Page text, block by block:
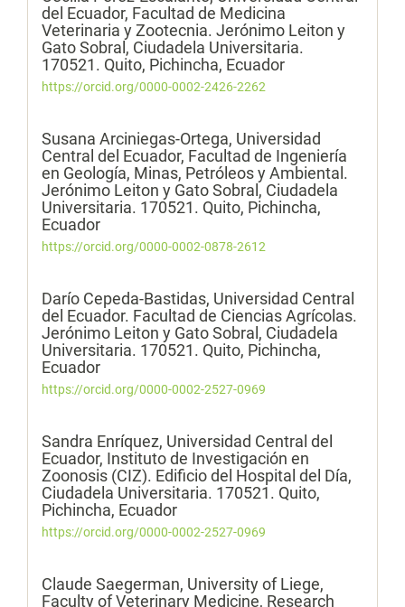
del Ecuador, Facultad de Medicina
Veterinaria y Zootecnia. Jerónimo Leiton y
Gato Sobral, Ciudadela Universitaria.
170521. Quito, Pichincha, Ecuador
https://orcid.org/0000-0002-2426-2262
Susana Arciniegas-Ortega, Universidad
Central del Ecuador, Facultad de Ingeniería
en Geología, Minas, Petróleos y Ambiental.
Jerónimo Leiton y Gato Sobral, Ciudadela
Universitaria. 170521. Quito, Pichincha,
Ecuador
https://orcid.org/0000-0002-0878-2612
Darío Cepeda-Bastidas, Universidad Central
del Ecuador. Facultad de Ciencias Agrícolas.
Jerónimo Leiton y Gato Sobral, Ciudadela
Universitaria. 170521. Quito, Pichincha,
Ecuador
https://orcid.org/0000-0002-2527-0969
Sandra Enríquez, Universidad Central del
Ecuador, Instituto de Investigación en
Zoonosis (CIZ). Edificio del Hospital del Día,
Ciudadela Universitaria. 170521. Quito,
Pichincha, Ecuador
https://orcid.org/0000-0002-2527-0969
Claude Saegerman, University of Liege,
Faculty of Veterinary Medicine, Research